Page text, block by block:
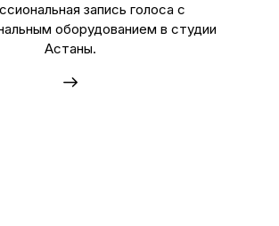
запись голоса с
оборудованием в студии
Астаны.